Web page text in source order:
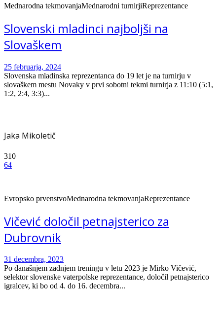
Mednarodna tekmovanjaMednarodni turnirjiReprezentance
Slovenski mladinci najboljši na
Slovaškem
25 februarja, 2024
Slovenska mladinska reprezentanca do 19 let je na turnirju v
slovaškem mestu Novaky v prvi sobotni tekmi turnirja z 11:10 (5:1,
1:2, 2:4, 3:3)...
Jaka Mikoletič
310
64
Evropsko prvenstvoMednarodna tekmovanjaReprezentance
Vičević določil petnajsterico za
Dubrovnik
31 decembra, 2023
Po današnjem zadnjem treningu v letu 2023 je Mirko Vičević,
selektor slovenske vaterpolske reprezentance, določil petnajsterico
igralcev, ki bo od 4. do 16. decembra...